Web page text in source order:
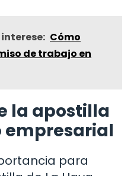
Cómo
de trabajo en
la apostilla
empresarial
para